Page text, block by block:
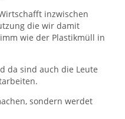
inzwischen
die wir damit
wie der Plastikmüll in
da sind auch die Leute
sondern werdet